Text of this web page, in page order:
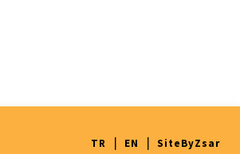
TR ❘ EN ❘ SiteByZsar